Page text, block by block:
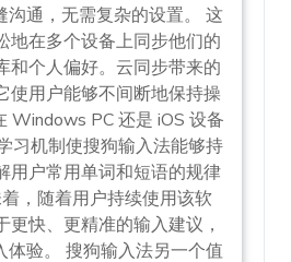
沟通，无需复杂的设置。 这
地在多个设备上同步他们的
和个人偏好。云同步带来的
使用户能够不间断地保持操
Windows PC 还是 iOS 设备
习机制使搜狗输入法能够持
用户常用单词和短语的规律
，随着用户持续使用该软
更快、更精准的输入建议，
体验。 搜狗输入法另一个值